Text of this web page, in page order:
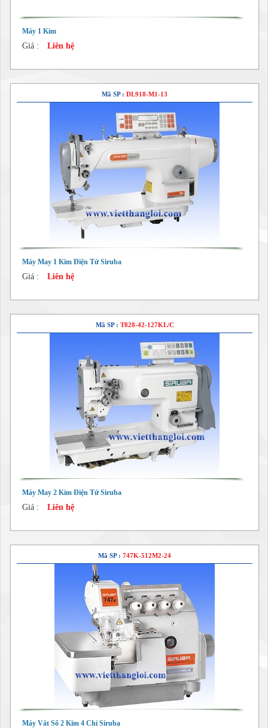
Máy 1 Kim
Giá : Liên hệ
Mã SP : DL918-M1-13
Máy May 1 Kim Điện Tử Siruba
Giá : Liên hệ
Mã SP : T828-42-127KL/C
Máy May 2 Kim Điện Tử Siruba
Giá : Liên hệ
Mã SP : 747K-512M2-24
Máy Vắt Sổ 2 Kim 4 Chỉ Siruba